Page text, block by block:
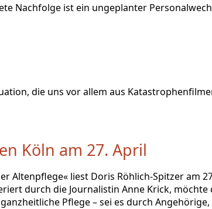
Nachfolge ist ein ungeplanter
die uns vor allem aus
Köln am 27. April
Altenpflege« liest Doris Röhlich-Spitzer am
durch die Journalistin Anne Krick,
Pflege – sei es durch